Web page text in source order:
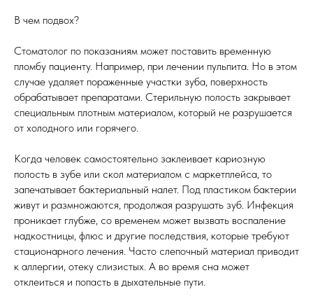
В чем подвох?
Стоматолог по показаниям может поставить временную
пломбу пациенту. Например, при лечении пульпита. Но в этом
случае удаляет пораженные участки зуба, поверхность
обрабатывает препаратами. Стерильную полость закрывает
специальным плотным материалом, который не разрушается
от холодного или горячего.
Когда человек самостоятельно заклеивает кариозную
полость в зубе или скол материалом с маркетплейса, то
запечатывает бактериальный налет. Под пластиком бактерии
живут и размножаются, продолжая разрушать зуб. Инфекция
проникает глубже, со временем может вызвать воспаление
надкостницы, флюс и другие последствия, которые требуют
стационарного лечения. Часто слепочный материал приводит
к аллергии, отеку слизистых. А во время сна может
отклеиться и попасть в дыхательные пути.